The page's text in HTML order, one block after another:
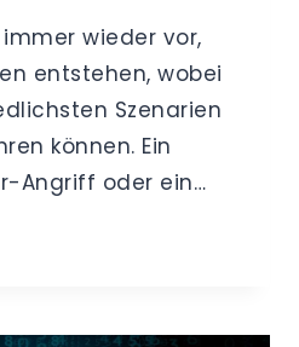
wieder vor,
entstehen, wobei
Szenarien
können. Ein
Angriff oder ein…